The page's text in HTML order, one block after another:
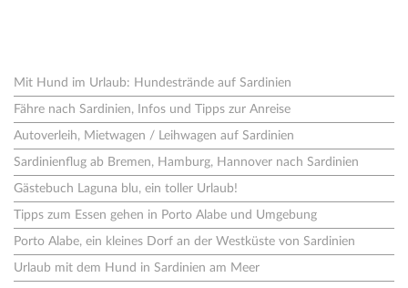
Mit Hund im Urlaub: Hundestrände auf Sardinien
Fähre nach Sardinien, Infos und Tipps zur Anreise
Autoverleih, Mietwagen / Leihwagen auf Sardinien
Sardinienflug ab Bremen, Hamburg, Hannover nach Sardinien
Gästebuch Laguna blu, ein toller Urlaub!
Tipps zum Essen gehen in Porto Alabe und Umgebung
Porto Alabe, ein kleines Dorf an der Westküste von Sardinien
Urlaub mit dem Hund in Sardinien am Meer